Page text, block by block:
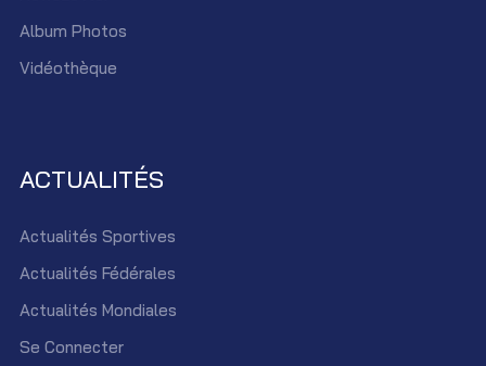
Album Photos
Vidéothèque
ACTUALITÉS
Actualités Sportives
Actualités Fédérales
Actualités Mondiales
Se Connecter